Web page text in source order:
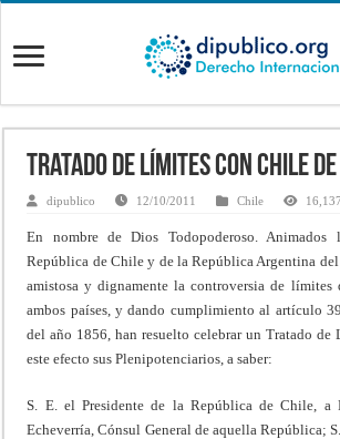
Tratado de Límites con Chile de
dipublico 12/10/2011 Chile
En nombre de Dios Todopoderoso. Animados
República de Chile y de la República Argentina
amistosa y dignamente la controversia de límites
ambos países, y dando cumplimiento al artículo
del año 1856, han resuelto celebrar un Tratado de
este efecto sus Plenipotenciarios, a saber:
S. E. el Presidente de la República de Chile, a
Echeverría, Cónsul General de aquella República;